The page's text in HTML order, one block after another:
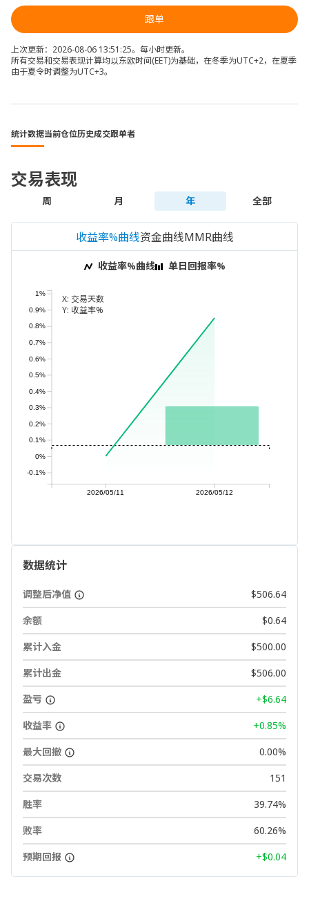
跟单
上次更新：2026-08-06 13:51:25。每小时更新。
所有交易和交易表现计算均以东欧时间(EET)为基础，在冬季为UTC+2，在夏季
由于夏令时调整为UTC+3。
统计数据当前仓位历史成交跟单者
交易表现
周 月 年 全部
收益率%曲线资金曲线MMR曲线
收益率%曲线 单日回报率%
X: 交易天数
Y: 收益率%
-0.1%
0%
0.1%
0.2%
0.3%
0.4%
0.5%
0.6%
0.7%
0.8%
0.9%
1%
2026/05/11 2026/05/12
数据统计
调整后净值
$506.64
余额
$0.64
累计入金
$500.00
累计出金
$506.00
盈亏
+$6.64
收益率
+0.85%
最大回撤
0.00%
交易次数
151
胜率
39.74%
败率
60.26%
预期回报
+$0.04